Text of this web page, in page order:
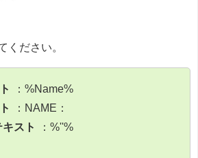
ください。
：%Name%
：NAME：
スト
：%''%